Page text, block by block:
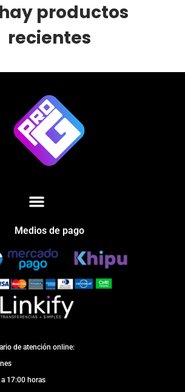
productos
recientes
Medios de pago
de atención online:
17:00 horas